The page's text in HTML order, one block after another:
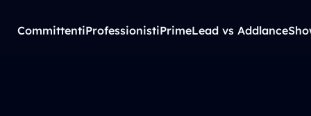
CommittentiProfessionistiPrimeLead vs Addlance